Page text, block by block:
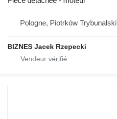
Pologne, Piotrków Trybunalski
BIZNES Jacek Rzepecki